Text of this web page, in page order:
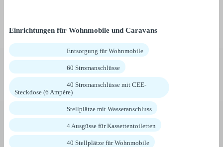
Einrichtungen für Wohnmobile und Caravans
Entsorgung für Wohnmobile
60 Stromanschlüsse
40 Stromanschlüsse mit CEE-
Steckdose (6 Ampère)
Stellplätze mit Wasseranschluss
4 Ausgüsse für Kassettentoiletten
40 Stellplätze für Wohnmobile